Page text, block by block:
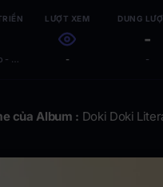
Team Salvato - 22.9.2017
LƯỢT XEM
-
DUNG
-
-
của Album : Doki Doki